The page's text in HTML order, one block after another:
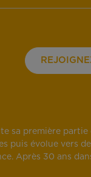
sa première
puis évolue vers
Après 30 ans